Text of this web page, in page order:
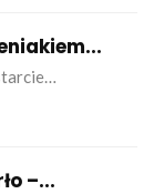
–...